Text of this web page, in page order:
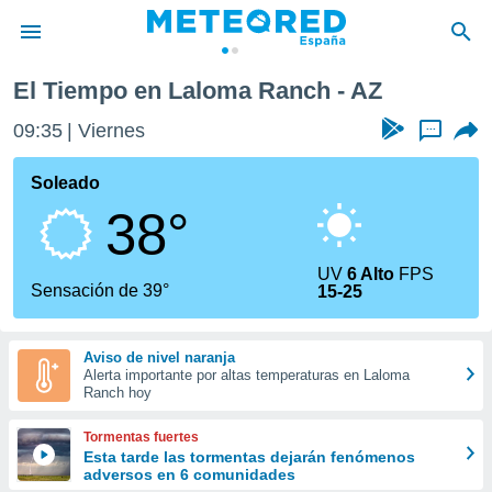
de
por
que se
calidad.
a este
las
y
forma
digital
basada
El Tiempo en Laloma Ranch - AZ
09:35 Viernes ...
Soleado
38°
Sensación de 39°
UV6 Alto FPS
15-25
Aviso de nivel naranja
Alerta importante por altas temperaturas en Laloma
Ranch hoy
Tormentas fuertes
Esta tarde las tormentas dejarán fenómenos
adversos en 6 comunidades